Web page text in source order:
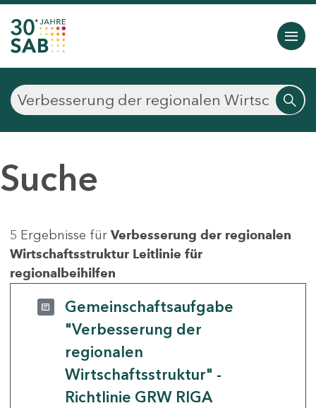
Suche
5 Ergebnisse für Verbesserung der regionalen
Wirtschaftsstruktur Leitlinie für
regionalbeihilfen
Gemeinschaftsaufgabe
"Verbesserung der
regionalen
Wirtschaftsstruktur" -
Richtlinie GRW RIGA